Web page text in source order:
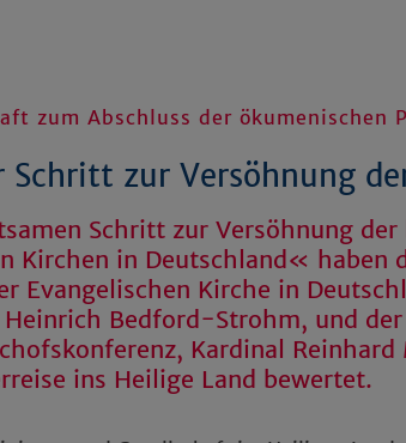
zum Abschluss der ökumenischen
Schritt zur Versöhnung
Schritt zur Versöhnung der
Kirchen in Deutschland« haben
Evangelischen Kirche in
Heinrich Bedford-Strohm, und
Kardinal Reinhard
ins Heilige Land bewertet.